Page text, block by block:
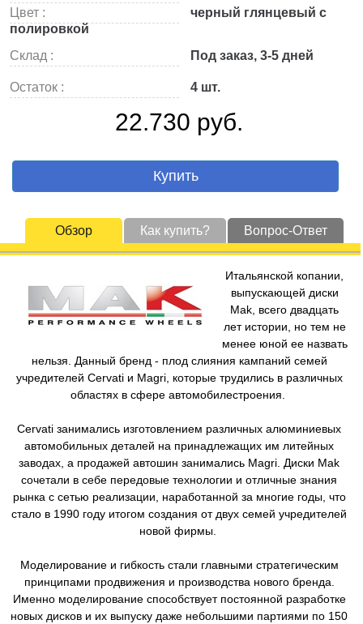
Цвет :
черный глянцевый с
полировкой
Склад :
Под заказ, 3-5 дней
Остаток : 4 шт.
22.730 руб.
Купить
Обзор Как купить? Вопрос-Ответ
Итальянской копании,
выпускающей диски
Mak, всего двадцать
лет истории, но тем не
менее юной ее назвать
нельзя. Данный бренд - плод слияния кампаний семей
учредителей Cervati и Magri, которые трудились в различных
областях в сфере автомобилестроения.
Cervati занимались изготовлением различных алюминиевых
автомобильных деталей на принадлежащих им литейных
заводах, а продажей автошин занимались Magri. Диски Mak
сочетали в себе передовые технологии и отличные знания
рынка с сетью реализации, наработанной за многие годы, что
стало в 1990 году итогом создания от двух семей учредителей
новой фирмы.
Моделирование и гибкость стали главными стратегическим
принципами продвижения и производства нового бренда.
Именно моделирование способствует постоянной разработке
новых дисков и их выпуску даже небольшими партиями по 150